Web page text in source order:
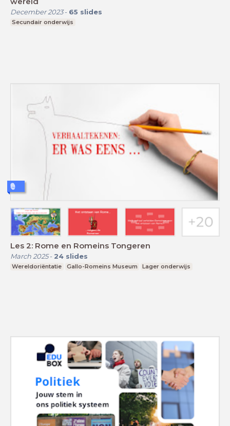
December 2023- 65 slides
Secundair onderwijs
Les 2: Rome en Romeins Tongeren
March 2025- 24 slides
Wereldoriëntatie Gallo-Romeins Museum Lager onderwijs